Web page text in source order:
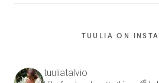
TUULIA ON
tuuliatalvio